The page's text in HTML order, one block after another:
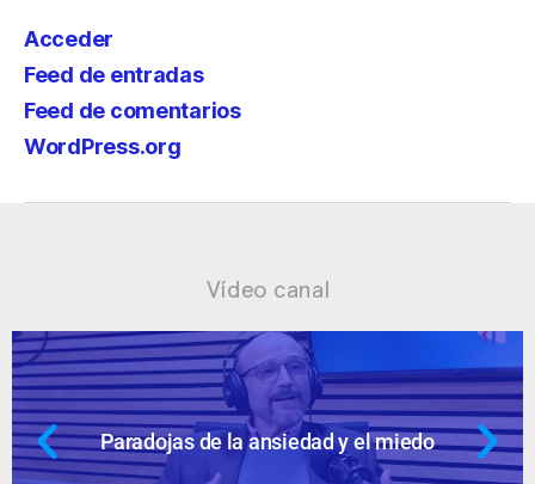
Acceder
Feed de entradas
Feed de comentarios
WordPress.org
Vídeo canal
y el miedo Ansiedad: supuestos